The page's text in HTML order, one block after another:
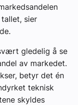
sier
gledelig å se
av markedet.
betyr det én
teknisk
skyldes